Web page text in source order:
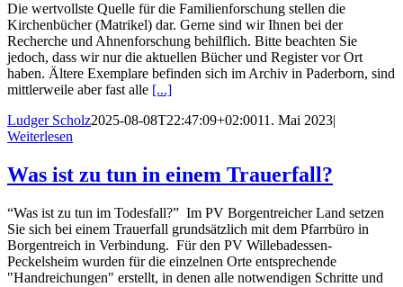
Die wertvollste Quelle für die Familienforschung stellen die
Kirchenbücher (Matrikel) dar. Gerne sind wir Ihnen bei der
Recherche und Ahnenforschung behilflich. Bitte beachten Sie
jedoch, dass wir nur die aktuellen Bücher und Register vor Ort
haben. Ältere Exemplare befinden sich im Archiv in Paderborn, sind
mittlerweile aber fast alle [...]
Ludger Scholz2025-08-08T22:47:09+02:0011. Mai 2023|
Weiterlesen
Was ist zu tun in einem Trauerfall?
“Was ist zu tun im Todesfall?” Im PV Borgentreicher Land setzen
Sie sich bei einem Trauerfall grundsätzlich mit dem Pfarrbüro in
Borgentreich in Verbindung. Für den PV Willebadessen-
Peckelsheim wurden für die einzelnen Orte entsprechende
"Handreichungen" erstellt, in denen alle notwendigen Schritte und